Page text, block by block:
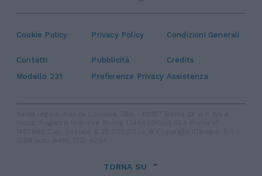
Cookie Policy Privacy Policy Condizioni Generali
Contatti Pubblicità
Credits
Modello 231
Preferenze Privacy Assistenza
TORNA SU